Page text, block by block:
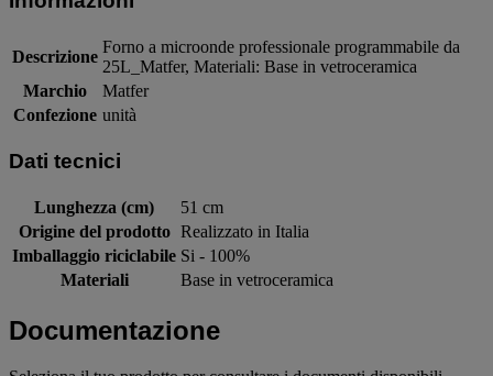
Descrizione
Forno a microonde professionale programmabile da
25L_Matfer, Materiali: Base in vetroceramica
Marchio
Matfer
Confezione unità
Dati tecnici
Lunghezza (cm)
51 cm
Origine del prodotto Realizzato in Italia
Imballaggio riciclabile Si - 100%
Materiali
Base in vetroceramica
Documentazione